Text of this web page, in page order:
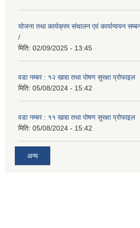
योजना तथा कार्यक्रम संचालन एवं कार्यान्वयन
/
मिति: 02/09/2025 - 13:45
वडा नम्बर : १२ खाद्य तथा पोषण सुरक्षा प्रोफाइल
मिति: 05/08/2024 - 15:42
वडा नम्बर : ११ खाद्य तथा पोषण सुरक्षा प्रोफाइल
मिति: 05/08/2024 - 15:42
अन्य